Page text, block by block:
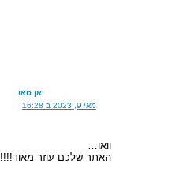
יאן טאו
מאי 9, 2023 ב 16:28
וואו…
האתר שלכם עוזר מאוד!!!!